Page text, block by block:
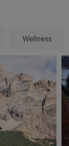
Wellness